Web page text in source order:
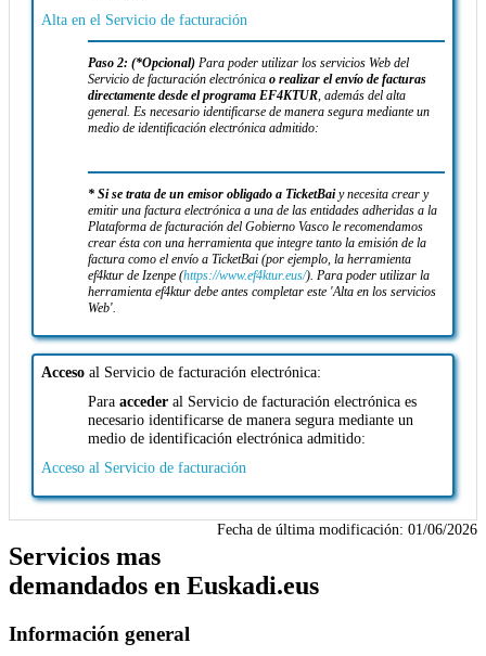
Alta en el Servicio de facturación
Paso 2: (*Opcional) Para poder utilizar los servicios Web del
Servicio de facturación electrónicao realizar el envío de facturas
directamente desde el programa EF4KTUR, además del alta
general. Es necesario identificarse de manera segura mediante un
medio de identificación electrónica admitido:
* Si se trata de un emisor obligado a TicketBaiy necesita crear y
emitir una factura electrónica a una de las entidades adheridas a la
Plataforma de facturación del Gobierno Vasco le recomendamos
crear ésta con una herramienta que integre tanto la emisión de la
factura como el envío a TicketBai (por ejemplo, la herramienta
ef4ktur de Izenpe (https://www.ef4ktur.eus/). Para poder utilizar la
herramienta ef4ktur debe antes completar este 'Alta en los servicios
Web'.
Acceso al Servicio de facturación electrónica:
Paraacceder al Servicio de facturación electrónica es
necesario identificarse de manera segura mediante un
medio de identificación electrónica admitido:
Acceso al Servicio de facturación
Fecha de última modificación: 01/06/2026
Servicios mas
demandados en Euskadi.eus
Información general